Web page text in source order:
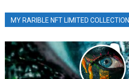
MY RARIBLE NFT LIMITED COLLECTION